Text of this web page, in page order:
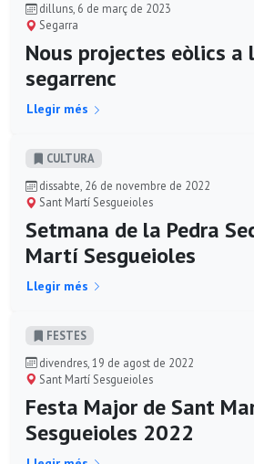
dilluns, 6 de març de 2023
Segarra
Nous projectes eòlics
segarrenc
Llegir més
CULTURA
dissabte, 26 de novembre de 2022
Sant Martí Sesgueioles
Setmana de la Pedra
Martí Sesgueioles
Llegir més
FESTES
divendres, 19 de agost de 2022
Sant Martí Sesgueioles
Festa Major de Sant
Sesgueioles 2022